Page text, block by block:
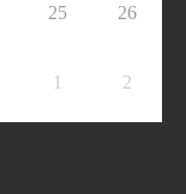
25 26
1 2